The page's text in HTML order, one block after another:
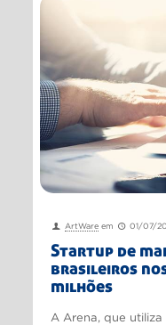
ArtWare em 01/07/
Startup de
brasileiros
milhões
A Arena, que